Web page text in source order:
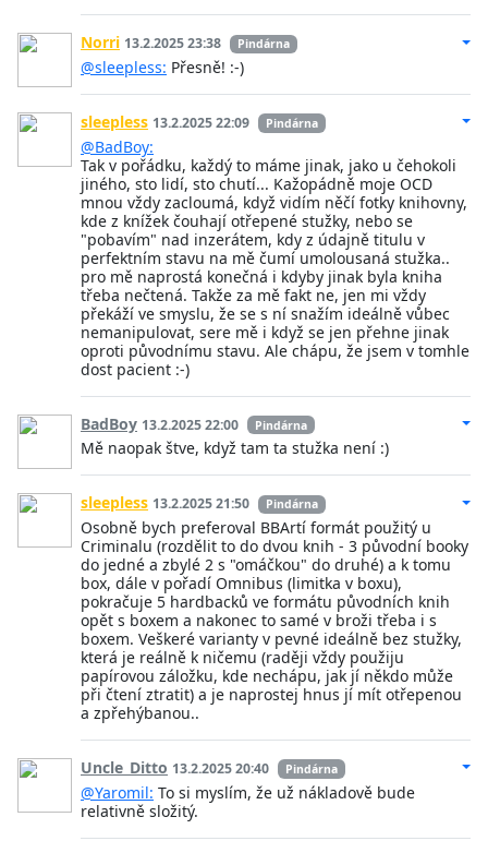
Norri 13.2.2025 23:38 Pindárna
@sleepless: Přesně! :-)
sleepless 13.2.2025 22:09 Pindárna
@BadBoy:
Tak v pořádku, každý to máme jinak, jako u čehokoli
jiného, sto lidí, sto chutí... Kažopádně moje OCD
mnou vždy zacloumá, když vidím něčí fotky knihovny,
kde z knížek čouhají otřepené stužky, nebo se
"pobavím" nad inzerátem, kdy z údajně titulu v
perfektním stavu na mě čumí umolousaná stužka..
pro mě naprostá konečná i kdyby jinak byla kniha
třeba nečtená. Takže za mě fakt ne, jen mi vždy
překáží ve smyslu, že se s ní snažím ideálně vůbec
nemanipulovat, sere mě i když se jen přehne jinak
oproti původnímu stavu. Ale chápu, že jsem v tomhle
dost pacient :-)
BadBoy 13.2.2025 22:00 Pindárna
Mě naopak štve, když tam ta stužka není :)
sleepless 13.2.2025 21:50 Pindárna
Osobně bych preferoval BBArtí formát použitý u
Criminalu (rozdělit to do dvou knih - 3 původní booky
do jedné a zbylé 2 s "omáčkou" do druhé) a k tomu
box, dále v pořadí Omnibus (limitka v boxu),
pokračuje 5 hardbacků ve formátu původních knih
opět s boxem a nakonec to samé v broži třeba i s
boxem. Veškeré varianty v pevné ideálně bez stužky,
která je reálně k ničemu (raději vždy použiju
papírovou záložku, kde nechápu, jak jí někdo může
při čtení ztratit) a je naprostej hnus jí mít otřepenou
a zpřehýbanou..
Uncle_Ditto 13.2.2025 20:40 Pindárna
@Yaromil: To si myslím, že už nákladově bude
relativně složitý.